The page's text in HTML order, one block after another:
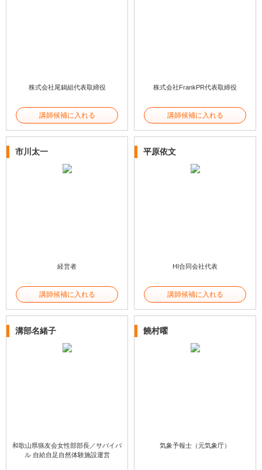
株式会社尾鍋組代表取締役
講師候補に入れる
株式会社FrankPR代表取締役
講師候補に入れる
市川太一
経営者
講師候補に入れる
平原依文
HI合同会社代表
講師候補に入れる
溝部名緒子
和歌山県猟友会女性部部長／サバイバ
ル 自給自足自然体験施設運営
饒村曜
気象予報士（元気象庁）